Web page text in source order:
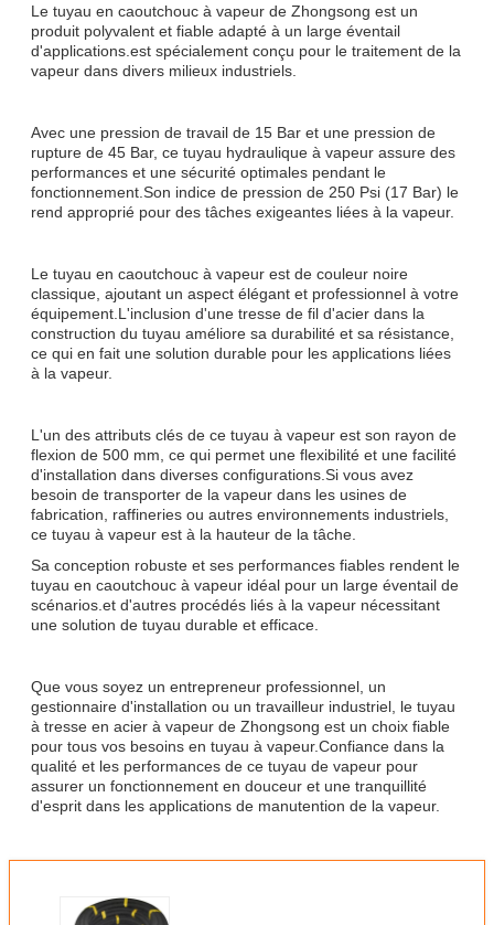
Le tuyau en caoutchouc à vapeur de Zhongsong est un
produit polyvalent et fiable adapté à un large éventail
d'applications.est spécialement conçu pour le traitement de la
vapeur dans divers milieux industriels.
Avec une pression de travail de 15 Bar et une pression de
rupture de 45 Bar, ce tuyau hydraulique à vapeur assure des
performances et une sécurité optimales pendant le
fonctionnement.Son indice de pression de 250 Psi (17 Bar) le
rend approprié pour des tâches exigeantes liées à la vapeur.
Le tuyau en caoutchouc à vapeur est de couleur noire
classique, ajoutant un aspect élégant et professionnel à votre
équipement.L'inclusion d'une tresse de fil d'acier dans la
construction du tuyau améliore sa durabilité et sa résistance,
ce qui en fait une solution durable pour les applications liées
à la vapeur.
L'un des attributs clés de ce tuyau à vapeur est son rayon de
flexion de 500 mm, ce qui permet une flexibilité et une facilité
d'installation dans diverses configurations.Si vous avez
besoin de transporter de la vapeur dans les usines de
fabrication, raffineries ou autres environnements industriels,
ce tuyau à vapeur est à la hauteur de la tâche.
Sa conception robuste et ses performances fiables rendent le
tuyau en caoutchouc à vapeur idéal pour un large éventail de
scénarios.et d'autres procédés liés à la vapeur nécessitant
une solution de tuyau durable et efficace.
Que vous soyez un entrepreneur professionnel, un
gestionnaire d'installation ou un travailleur industriel, le tuyau
à tresse en acier à vapeur de Zhongsong est un choix fiable
pour tous vos besoins en tuyau à vapeur.Confiance dans la
qualité et les performances de ce tuyau de vapeur pour
assurer un fonctionnement en douceur et une tranquillité
d'esprit dans les applications de manutention de la vapeur.